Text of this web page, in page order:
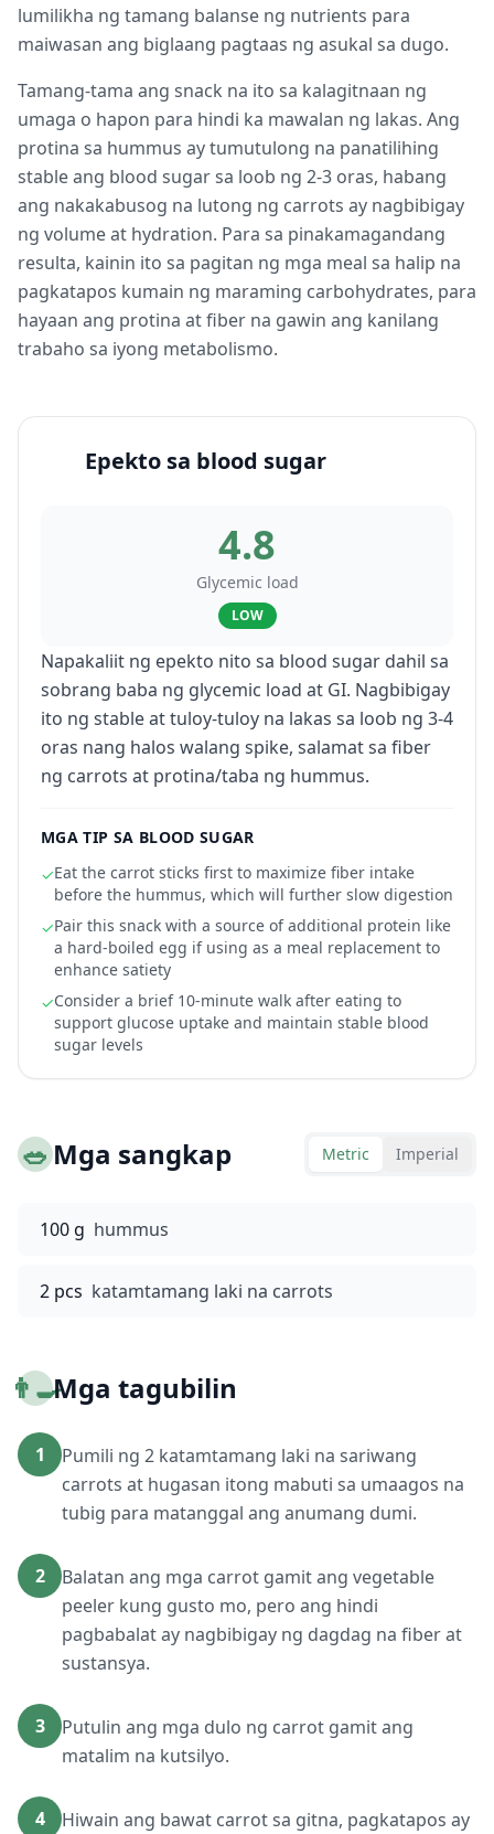
lumilikha ng tamang balanse ng nutrients para
maiwasan ang biglaang pagtaas ng asukal sa dugo.
Tamang-tama ang snack na ito sa kalagitnaan ng
umaga o hapon para hindi ka mawalan ng lakas. Ang
protina sa hummus ay tumutulong na panatilihing
stable ang blood sugar sa loob ng 2-3 oras, habang
ang nakakabusog na lutong ng carrots ay nagbibigay
ng volume at hydration. Para sa pinakamagandang
resulta, kainin ito sa pagitan ng mga meal sa halip na
pagkatapos kumain ng maraming carbohydrates, para
hayaan ang protina at fiber na gawin ang kanilang
trabaho sa iyong metabolismo.
Epekto sa blood sugar
4.8
Glycemic load
LOW
Napakaliit ng epekto nito sa blood sugar dahil sa
sobrang baba ng glycemic load at GI. Nagbibigay
ito ng stable at tuloy-tuloy na lakas sa loob ng 3-4
oras nang halos walang spike, salamat sa fiber
ng carrots at protina/taba ng hummus.
MGA TIP SA BLOOD SUGAR
✓Eat the carrot sticks first to maximize fiber intake
before the hummus, which will further slow digestion
✓Pair this snack with a source of additional protein like
a hard-boiled egg if using as a meal replacement to
enhance satiety
✓Consider a brief 10-minute walk after eating to
support glucose uptake and maintain stable blood
sugar levels
🥗Mga sangkap Metric Imperial
100 g hummus
2 pcs katamtamang laki na carrots
👨‍🍳Mga tagubilin
1
Pumili ng 2 katamtamang laki na sariwang
carrots at hugasan itong mabuti sa umaagos na
tubig para matanggal ang anumang dumi.
2
Balatan ang mga carrot gamit ang vegetable
peeler kung gusto mo, pero ang hindi
pagbabalat ay nagbibigay ng dagdag na fiber at
sustansya.
3
Putulin ang mga dulo ng carrot gamit ang
matalim na kutsilyo.
4 Hiwain ang bawat carrot sa gitna, pagkatapos ay